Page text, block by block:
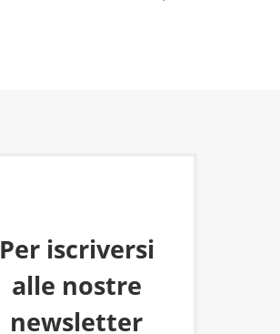
Per iscriversi
alle nostre
newsletter